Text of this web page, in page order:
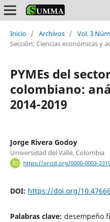
Inicio / Archivos / Vol. 3
Sección: Ciencias económicas y
PYMEs del
colombiano:
2014-2019
Jorge Rivera Godoy
Universidad del Valle, Colombia
https://orcid.org/0000-0003-
DOI: https://doi.org/
Palabras clave: desempeño